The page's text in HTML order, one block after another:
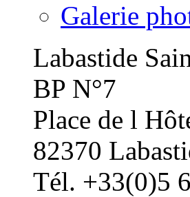
Galerie
Labastide
BP N°7
Place de l
82370
Tél. +33(0)5